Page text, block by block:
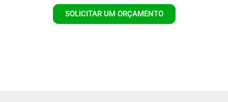
SOLICITAR UM ORÇAMENTO